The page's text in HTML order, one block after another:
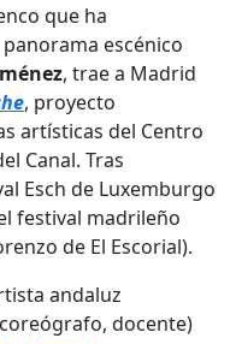
que ha
escénico
, trae a Madrid
, proyecto
artísticas del Centro
Canal. Tras
Esch de Luxemburgo
festival madrileño
de El Escorial).
andaluz
docente)